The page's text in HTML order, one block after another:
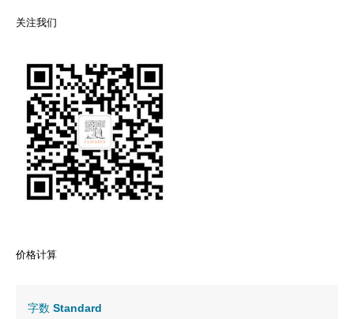
关注我们
价格计算
字数 Standard